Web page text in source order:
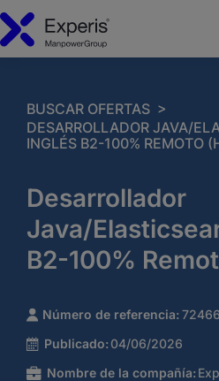
BUSCAR OFERTAS >
DESARROLLADOR JAVA/
INGLÉS B2-100% REMOTO
Desarrollador
Java/
B2-100%
Número de referencia:
Publicado: 04/06/2026
Nombre de la compañía: